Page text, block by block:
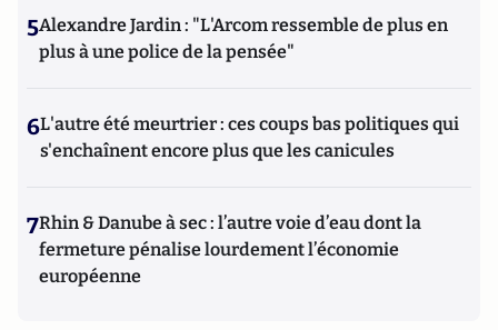
5Alexandre Jardin : "L'Arcom ressemble de plus en
plus à une police de la pensée"
6L'autre été meurtrier : ces coups bas politiques qui
s'enchaînent encore plus que les canicules
7Rhin & Danube à sec : l’autre voie d’eau dont la
fermeture pénalise lourdement l’économie
européenne